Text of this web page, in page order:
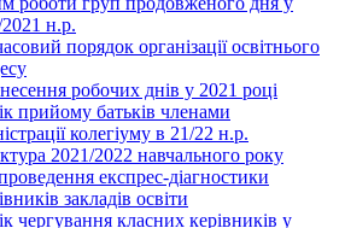
н.р.
порядок організації освітнього
робочих днів у 2021 році
прийому батьків членами
колегіуму в 21/22 н.р.
2021/2022 навчального року
експрес-діагностики
закладів освіти
чергування класних керівників у